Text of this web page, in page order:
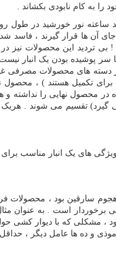
به کام نابودی بکشاند .
ساعته نور خورشید در
ها قرار گیرند ، فاسد
این محصولات نیز در این
یا سر پوشیده بودن یک
دسته های محصولات مصرفی
برای تکمیل هستند ) ،
محصول نهایی را نداشته و
گیرد) تقسیم می شوند .
ویژگی های یک انبار
سارقین بود ، محصولات
است . به عنوان مثال
، مشکلی که با دیوار کشی
و ده ها عامل دیگر ،